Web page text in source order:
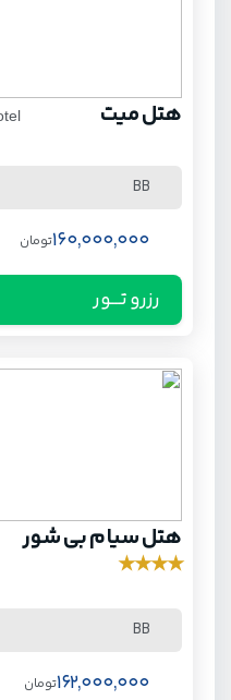
هتل میت
BB
160,000,000تومان
رزرو تـــور
هتل سیام بی شور
★
★
★
★
BB
162,000,000تومان